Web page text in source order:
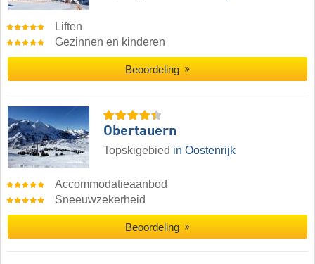
Liften
Gezinnen en kinderen
Beoordeling
Obertauern
Topskigebied in Oostenrijk
Accommodatieaanbod
Sneeuwzekerheid
Beoordeling